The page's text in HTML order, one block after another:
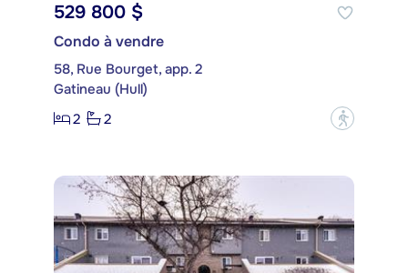
529 800 $
Condo à vendre
58, Rue Bourget, app. 2
Gatineau (Hull)
2
2 ?